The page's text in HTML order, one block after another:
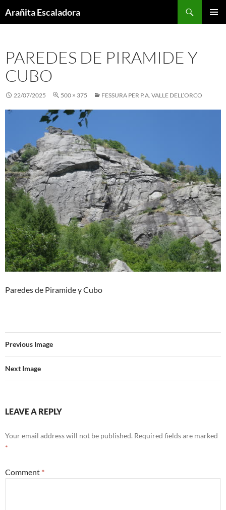
toArañita Escaladora
PAREDES DE PIRAMIDE Y
CUBO
22/07/2025 500 × 375 FESSURA PER P.A. VALLE DELL’ORCO
Paredes de Piramide y Cubo
Previous Image
Next Image
LEAVE A REPLY
Your email address will not be published. Required fields are marked
*
Comment *